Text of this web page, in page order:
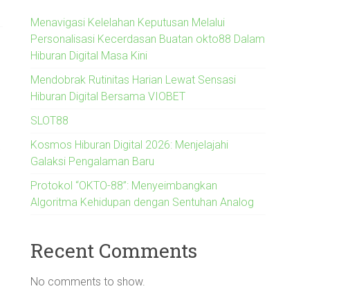
Menavigasi Kelelahan Keputusan Melalui
Personalisasi Kecerdasan Buatan okto88 Dalam
Hiburan Digital Masa Kini
Mendobrak Rutinitas Harian Lewat Sensasi
Hiburan Digital Bersama VIOBET
SLOT88
Kosmos Hiburan Digital 2026: Menjelajahi
Galaksi Pengalaman Baru
Protokol “OKTO-88”: Menyeimbangkan
Algoritma Kehidupan dengan Sentuhan Analog
Recent Comments
No comments to show.